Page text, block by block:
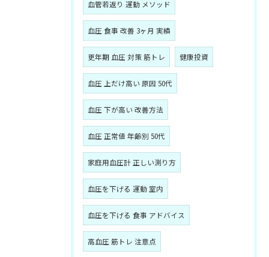
血管若返り 運動 メソッド
血圧 食事 改善 3ヶ月 実績
更年期 血圧 対策 筋トレ 健康投資
血圧 上だけ高い 原因 50代
血圧 下が高い 改善方法
血圧 正常値 年齢別 50代
家庭用血圧計 正しい測り方
血圧を下げる 運動 室内
血圧を下げる 食事 アドバイス
高血圧 筋トレ 注意点